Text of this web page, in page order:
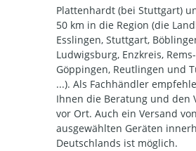
Plattenhardt (bei Stuttgart)
50 km in die Region (die
Esslingen, Stuttgart,
Ludwigsburg, Enzkreis,
Göppingen, Reutlingen und
...). Als Fachhändler
Ihnen die Beratung und den
vor Ort. Auch ein Versand von
ausgewählten Geräten
Deutschlands ist möglich.